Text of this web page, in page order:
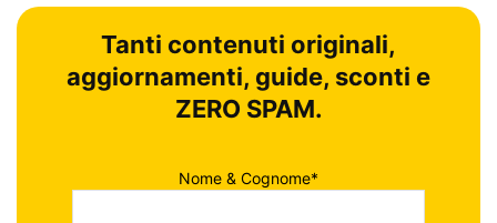
Tanti contenuti originali,
aggiornamenti, guide, sconti e
ZERO SPAM.
Nome & Cognome*